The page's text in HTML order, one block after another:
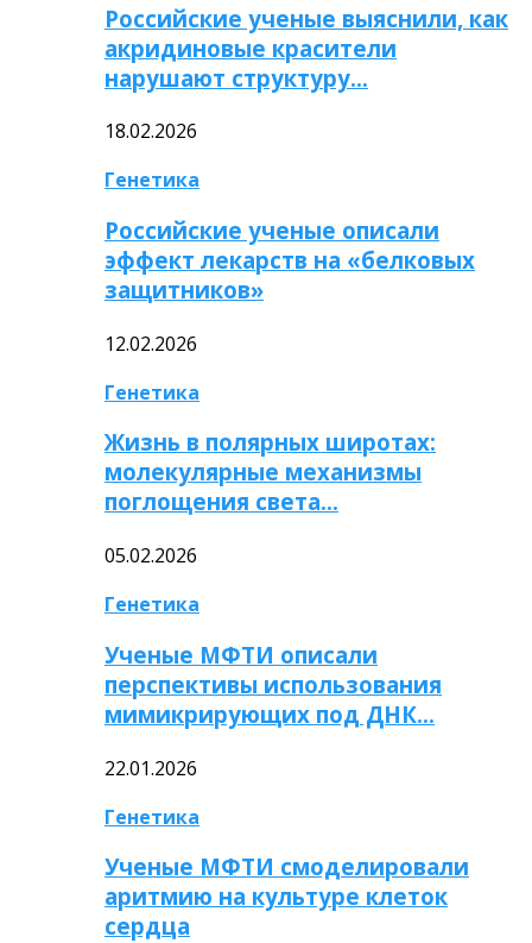
Российские ученые выяснили, как
акридиновые красители
нарушают структуру…
18.02.2026
Генетика
Российские ученые описали
эффект лекарств на «белковых
защитников»
12.02.2026
Генетика
Жизнь в полярных широтах:
молекулярные механизмы
поглощения света…
05.02.2026
Генетика
Ученые МФТИ описали
перспективы использования
мимикрирующих под ДНК…
22.01.2026
Генетика
Ученые МФТИ смоделировали
аритмию на культуре клеток
сердца